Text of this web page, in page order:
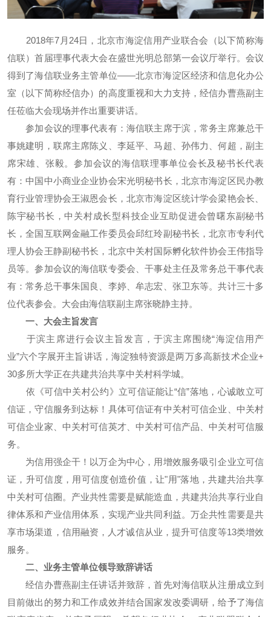
2018年7月24日，北京市海淀信用产业联合会（以下简称海
信联）首届理事代表大会在盛世光明总部第一会议厅举行。会议
得到了海信联业务主管单位——北京市海淀区经济和信息化办公
室（以下简称经信办）的高度重视和大力支持，经信办曹燕副主
任莅临大会现场并作出重要讲话。
参加会议的理事代表有：海信联主席于滨，常务主席兼总干
事姚建明，联席主席陈义、李延平、马超、孙伟力、何超，副主
席宋雄、张毅。参加会议的海信联理事单位会长及秘书长代表
有：中国中小商业企业协会宋光明秘书长，北京市海淀区民办教
育行业管理协会王淑恩会长，北京市海淀区统计学会梁艳会长、
陈宇秘书长，中关村成长型科技企业互助促进会曾曙东副秘书
长，全国互联网金融工作委员会邱红玲副秘书长，北京市专利代
理人协会王静副秘书长，北京中关村国际孵化软件协会王伟指导
员等。参加会议的海信联专委会、干事处主任及常务总干事代表
有：常务总干事朱国良、李婷、牟志宏、张卫东等。共计三十多
位代表参会。大会由海信联副主席张晓静主持。
一、大会主旨发言
于滨主席进行会议主旨发言，于滨主席围绕“海淀信用产
业”六个字展开主旨讲话，海淀独特资源是两万多高新技术企业+
30多所大学正在共建共治共享中关村科学城。
依《可信中关村公约》立可信证能让“信”落地，心诚敢立可
信证，守信服务到达标！具体可信证有中关村可信企业、中关村
可信企业家、中关村可信英才、中关村可信产品、中关村可信服
务。
为信用强企干！以万企为中心，用增效服务吸引企业立可信
证，升可信度，用可信度创造价值，让"用"落地，共建共治共享
中关村可信圈。产业共性需要是赋能造血，共建共治共享行业自
律体系和产业信用体系，实现产业共同利益。万企共性需要是共
享市场渠道，信用融资，人才诚信从业，提升可信度等13类增效
服务。
二、业务主管单位领导致辞讲话
经信办曹燕副主任讲话并致辞，首先对海信联从注册成立到
目前做出的努力和工作成效并结合国家发改委调研，给予了海信